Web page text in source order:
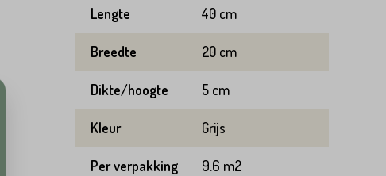
Lengte 40 cm
Breedte 20 cm
Dikte/hoogte 5 cm
Kleur Grijs
Per verpakking 9.6 m2